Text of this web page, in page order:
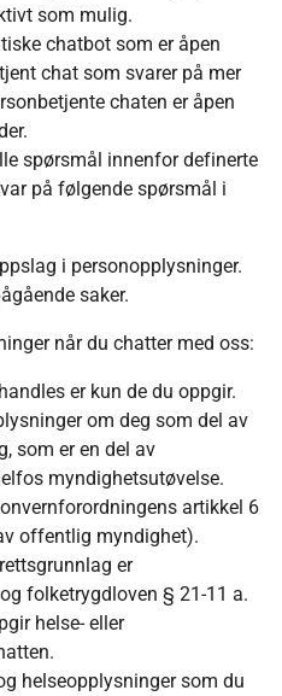
som mulig.
chatbot som er åpen
chat som svarer på mer
chaten er åpen
spørsmål innenfor definerte
på følgende spørsmål i
i personopplysninger.
saker.
når du chatter med oss:
er kun de du oppgir.
om deg som del av
som er en del av
myndighetsutøvelse.
artikkel 6
offentlig myndighet).
er
folketrygdloven § 21-11 a.
helse- eller
helseopplysninger som du